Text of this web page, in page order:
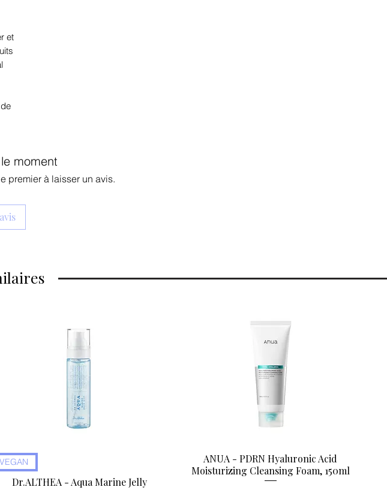
et
et d'un soin de la peau propres.
Enfin, MIXSOON vise la "Clean Beauty", renonce
moment
premier à laisser un avis.
VEGAN
Dr.ALTHEA - Aqua Marine Jelly
Aperçu rapide
ANUA - PDRN Hyaluronic Acid
Moisturizing Cleansing Foam, 150ml